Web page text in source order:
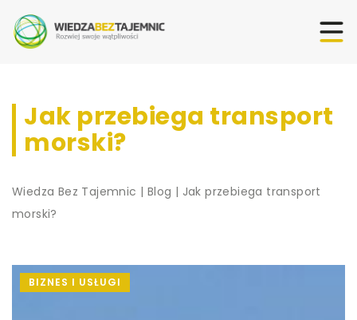
Jak przebiega transport
morski?
Wiedza Bez Tajemnic | Blog | Jak przebiega transport
morski?
BIZNES I USŁUGI